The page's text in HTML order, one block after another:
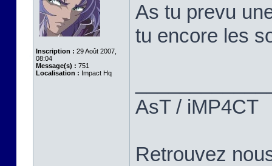
Inscription : 29 Août 2007,
08:04
Message(s) : 751
Localisation : Impact Hq
As tu prevu
tu encore les
AsT / iMP4CT
Retrouvez